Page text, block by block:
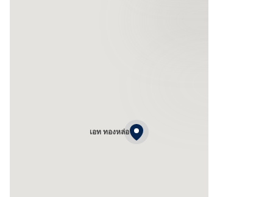
เอท ทองหล่อ